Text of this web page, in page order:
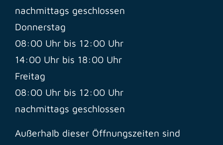
nachmittags geschlossen
Donnerstag
08:00 Uhr bis 12:00 Uhr
14:00 Uhr bis 18:00 Uhr
Freitag
08:00 Uhr bis 12:00 Uhr
nachmittags geschlossen
Außerhalb dieser Öffnungszeiten sind